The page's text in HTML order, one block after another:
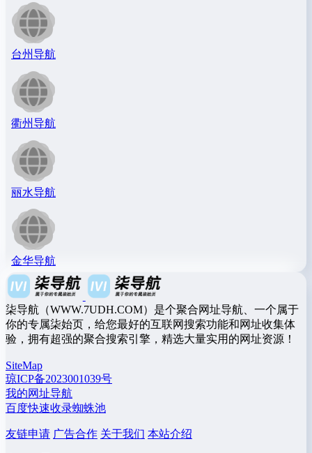
台州导航
衢州导航
丽水导航
金华导航
柒导航（WWW.7UDH.COM）是个聚合网址导航、一个属于
你的专属柒始页，给您最好的互联网搜索功能和网址收集体
验，拥有超强的聚合搜索引擎，精选大量实用的网址资源！
SiteMap
琼ICP备2023001039号
我的网址导航
百度快速收录蜘蛛池
友链申请 广告合作 关于我们 本站介绍